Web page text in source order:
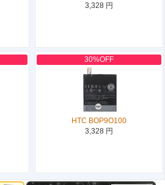
3,328 円
30%OFF
HTC BOP9O100
3,328 円